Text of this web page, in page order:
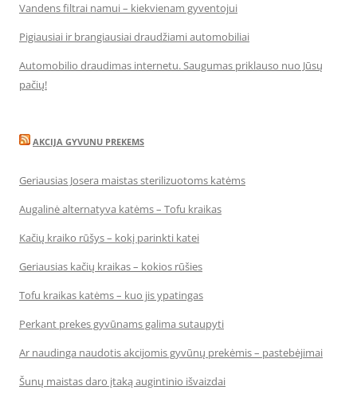
Vandens filtrai namui – kiekvienam gyventojui
Pigiausiai ir brangiausiai draudžiami automobiliai
Automobilio draudimas internetu. Saugumas priklauso nuo Jūsų
pačių!
AKCIJA GYVUNU PREKEMS
Geriausias Josera maistas sterilizuotoms katėms
Augalinė alternatyva katėms – Tofu kraikas
Kačių kraiko rūšys – kokį parinkti katei
Geriausias kačių kraikas – kokios rūšies
Tofu kraikas katėms – kuo jis ypatingas
Perkant prekes gyvūnams galima sutaupyti
Ar naudinga naudotis akcijomis gyvūnų prekėmis – pastebėjimai
Šunų maistas daro įtaką augintinio išvaizdai